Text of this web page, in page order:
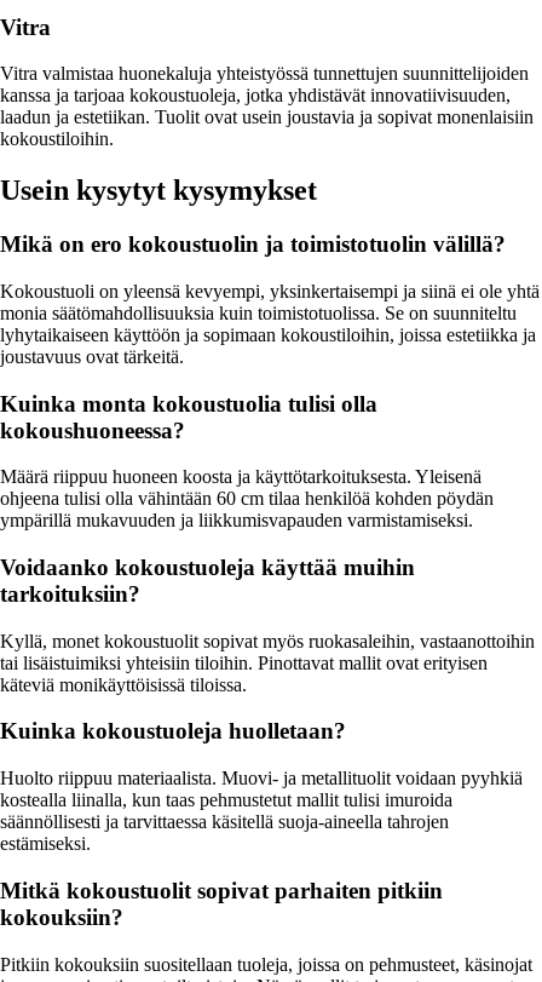
Vitra
Vitra valmistaa huonekaluja yhteistyössä tunnettujen suunnittelijoiden
kanssa ja tarjoaa kokoustuoleja, jotka yhdistävät innovatiivisuuden,
laadun ja estetiikan. Tuolit ovat usein joustavia ja sopivat monenlaisiin
kokoustiloihin.
Usein kysytyt kysymykset
Mikä on ero kokoustuolin ja toimistotuolin välillä?
Kokoustuoli on yleensä kevyempi, yksinkertaisempi ja siinä ei ole yhtä
monia säätömahdollisuuksia kuin toimistotuolissa. Se on suunniteltu
lyhytaikaiseen käyttöön ja sopimaan kokoustiloihin, joissa estetiikka ja
joustavuus ovat tärkeitä.
Kuinka monta kokoustuolia tulisi olla
kokoushuoneessa?
Määrä riippuu huoneen koosta ja käyttötarkoituksesta. Yleisenä
ohjeena tulisi olla vähintään 60 cm tilaa henkilöä kohden pöydän
ympärillä mukavuuden ja liikkumisvapauden varmistamiseksi.
Voidaanko kokoustuoleja käyttää muihin
tarkoituksiin?
Kyllä, monet kokoustuolit sopivat myös ruokasaleihin, vastaanottoihin
tai lisäistuimiksi yhteisiin tiloihin. Pinottavat mallit ovat erityisen
käteviä monikäyttöisissä tiloissa.
Kuinka kokoustuoleja huolletaan?
Huolto riippuu materiaalista. Muovi- ja metallituolit voidaan pyyhkiä
kostealla liinalla, kun taas pehmustetut mallit tulisi imuroida
säännöllisesti ja tarvittaessa käsitellä suoja-aineella tahrojen
estämiseksi.
Mitkä kokoustuolit sopivat parhaiten pitkiin
kokouksiin?
Pitkiin kokouksiin suositellaan tuoleja, joissa on pehmusteet, käsinojat